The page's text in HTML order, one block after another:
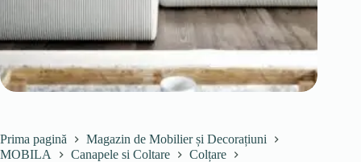
Prima pagină
Magazin de Mobilier și Decorațiuni
MOBILA
Canapele si Coltare
Colțare